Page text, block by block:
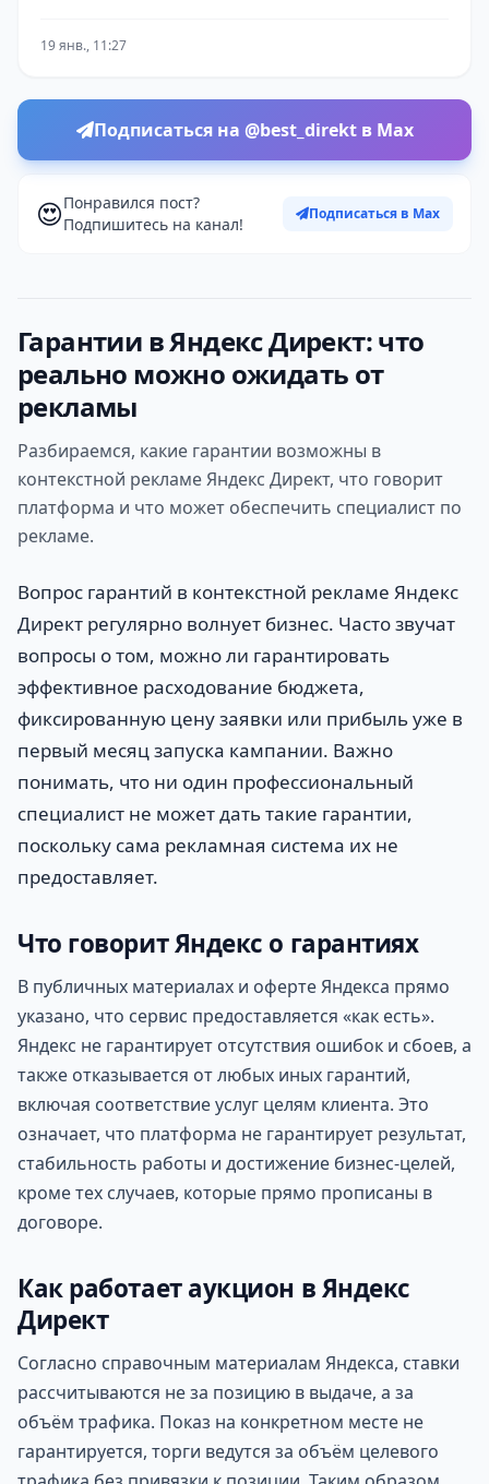
19 янв., 11:27
Подписаться на @best_direkt в Max
😍Понравился пост?
Подпишитесь на канал!
Подписаться в Max
Гарантии в Яндекс Директ: что
реально можно ожидать от
рекламы
Разбираемся, какие гарантии возможны в
контекстной рекламе Яндекс Директ, что говорит
платформа и что может обеспечить специалист по
рекламе.
Вопрос гарантий в контекстной рекламе Яндекс
Директ регулярно волнует бизнес. Часто звучат
вопросы о том, можно ли гарантировать
эффективное расходование бюджета,
фиксированную цену заявки или прибыль уже в
первый месяц запуска кампании. Важно
понимать, что ни один профессиональный
специалист не может дать такие гарантии,
поскольку сама рекламная система их не
предоставляет.
Что говорит Яндекс о гарантиях
В публичных материалах и оферте Яндекса прямо
указано, что сервис предоставляется «как есть».
Яндекс не гарантирует отсутствия ошибок и сбоев, а
также отказывается от любых иных гарантий,
включая соответствие услуг целям клиента. Это
означает, что платформа не гарантирует результат,
стабильность работы и достижение бизнес-целей,
кроме тех случаев, которые прямо прописаны в
договоре.
Как работает аукцион в Яндекс
Директ
Согласно справочным материалам Яндекса, ставки
рассчитываются не за позицию в выдаче, а за
объём трафика. Показ на конкретном месте не
гарантируется, торги ведутся за объём целевого